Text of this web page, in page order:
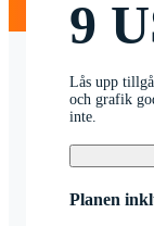
9
Lås upp
och grafik
inte.
Planen